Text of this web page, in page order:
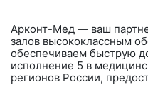
Арконт-Мед — ваш
залов высококлассным
обеспечиваем быструю
исполнение 5 в
регионов России,